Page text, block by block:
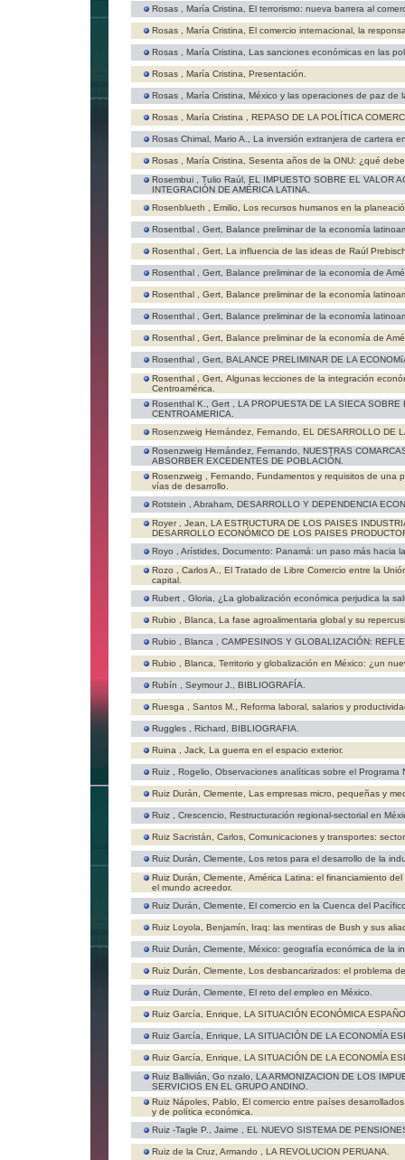
Rosas , María Cristina, El terrorismo: nueva barrera al
Rosas , María Cristina, El comercio internacional, la
Rosas , María Cristina, Las sanciones económicas en las
Rosas , María Cristina, Presentación.
Rosas , María Cristina, México y las operaciones de paz de
Rosas , María Cristina , REPASO DE LA POLÍTICA
Rosas Chimal, Mario A., La inversión extranjera de cartera
Rosas , María Cristina, Sesenta años de la ONU: ¿qué
Rosembui , Tulio Raúl, EL IMPUESTO SOBRE EL VALOR
INTEGRACIÓN DE AMÉRICA LATINA.
Rosenblueth , Emilio, Los recursos humanos en la
Rosentbal , Gert, Balance preliminar de la economía
Rosenthal , Gert, La influencia de las ideas de Raúl
Rosenthal , Gert, Balance preliminar de la economía de
Rosenthal , Gert, Balance preliminar de la economía
Rosenthal , Gert, Balance preliminar de la economía
Rosenthal , Gert, Balance preliminar de la economía de
Rosenthal , Gert, BALANCE PRELIMINAR DE LA
Rosenthal , Gert, Algunas lecciones de la integración
Centroamérica.
Rosenthal K., Gert , LA PROPUESTA DE LA SIECA
CENTROAMERICA.
Rosenzweig Hernández, Fernando, EL DESARROLLO DE
Rosenzweig Hernández, Fernando, NUESTRAS
ABSORBER EXCEDENTES DE POBLACIÓN.
Rosenzweig , Fernando, Fundamentos y requisitos de una
vías de desarrollo.
Rotstein , Abraham, DESARROLLO Y DEPENDENCIA
Royer , Jean, LA ESTRUCTURA DE LOS PAISES
DESARROLLO ECONÓMICO DE LOS PAISES
Royo , Arístides, Documento: Panamá: un paso más hacia
Rozo , Carlos A., El Tratado de Libre Comercio entre la
capital.
Rubert , Gloria, ¿La globalización económica perjudica la
Rubio , Blanca, La fase agroalimentaria global y su
Rubio , Blanca , CAMPESINOS Y GLOBALIZACIÓN:
Rubio , Blanca, Territorio y globalización en México: ¿un
Rubín , Seymour J., BIBLIOGRAFÍA.
Ruesga , Santos M., Reforma laboral, salarios y
Ruggles , Richard, BIBLIOGRAFIA.
Ruina , Jack, La guerra en el espacio exterior.
Ruiz , Rogelio, Observaciones analíticas sobre el Programa
Ruiz Durán, Clemente, Las empresas micro, pequeñas y
Ruiz , Crescencio, Restructuración regional-sectorial en
Ruiz Sacristán, Carlos, Comunicaciones y transportes:
Ruiz Durán, Clemente, Los retos para el desarrollo de la
Ruiz Durán, Clemente, América Latina: el financiamiento
el mundo acreedor.
Ruiz Durán, Clemente, El comercio en la Cuenca del
Ruiz Loyola, Benjamín, Iraq: las mentiras de Bush y sus
Ruiz Durán, Clemente, México: geografía económica de la
Ruiz Durán, Clemente, Los desbancarizados: el problema
Ruiz Durán, Clemente, El reto del empleo en México.
Ruiz García, Enrique, LA SITUACIÓN ECONÓMICA
Ruiz García, Enrique, LA SITUACIÓN DE LA ECONOMÍA
Ruiz García, Enrique, LA SITUACIÓN DE LA ECONOMÍA
Ruiz Ballivián, Go nzalo, LA ARMONIZACION DE LOS
SERVICIOS EN EL GRUPO ANDINO.
Ruiz Nápoles, Pablo, El comercio entre países
y de política económica.
Ruiz -Tagle P., Jaime , EL NUEVO SISTEMA DE
Ruiz de la Cruz, Armando , LA REVOLUCION PERUANA.